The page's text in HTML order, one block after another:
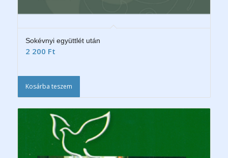
Sokévnyi együttlét után
2 200 Ft
Kosárba teszem